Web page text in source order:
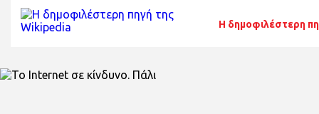
Η δημοφιλέστερη